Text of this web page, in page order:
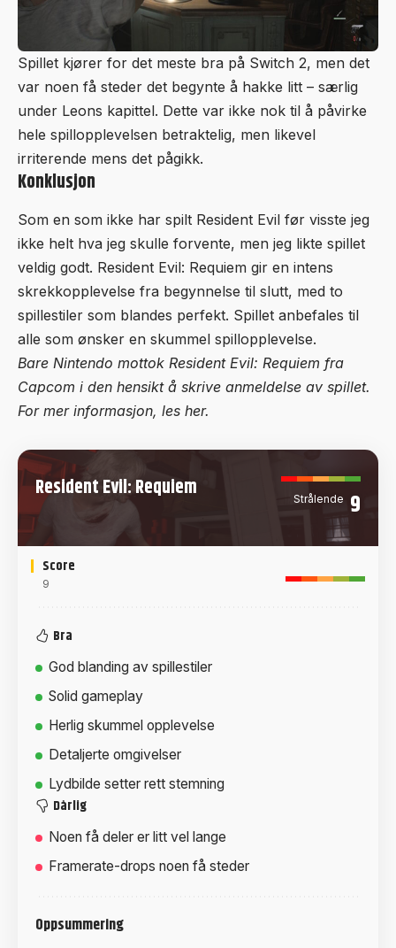
Spillet kjører for det meste bra på Switch 2, men det
var noen få steder det begynte å hakke litt – særlig
under Leons kapittel. Dette var ikke nok til å påvirke
hele spillopplevelsen betraktelig, men likevel
irriterende mens det pågikk.
Konklusjon
Som en som ikke har spilt Resident Evil før visste jeg
ikke helt hva jeg skulle forvente, men jeg likte spillet
veldig godt. Resident Evil: Requiem gir en intens
skrekkopplevelse fra begynnelse til slutt, med to
spillestiler som blandes perfekt. Spillet anbefales til
alle som ønsker en skummel spillopplevelse.
Bare Nintendo mottok Resident Evil: Requiem fra
Capcom i den hensikt å skrive anmeldelse av spillet.
For mer informasjon, les her.
Resident Evil: Requiem Strålende 9
Score
9
Bra
God blanding av spillestiler
Solid gameplay
Herlig skummel opplevelse
Detaljerte omgivelser
Lydbilde setter rett stemning
Dårlig
Noen få deler er litt vel lange
Framerate-drops noen få steder
Oppsummering